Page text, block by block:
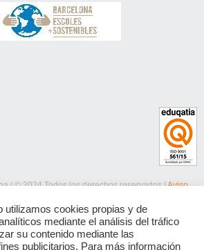
| © 2024 Todos los derechos reservados |Aviso
utilizamos cookies propias y de
mediante el análisis del tráfico
su contenido mediante las
publicitarios. Para más información